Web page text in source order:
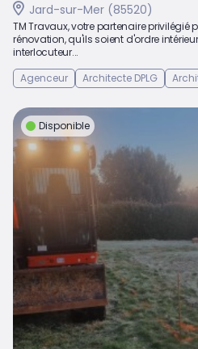
Jard-sur-Mer (85520)
TM Travaux, votre partenaire privilégié
rénovation, qu'ils soient d'ordre
interlocuteur...
Agenceur
Architecte DPLG
Disponible